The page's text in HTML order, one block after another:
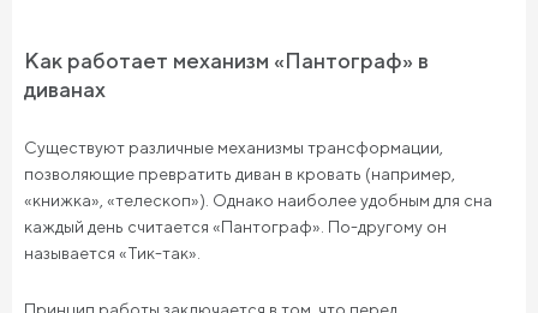
Как работает механизм «Пантограф» в
диванах
Существуют различные механизмы трансформации,
позволяющие превратить диван в кровать (например,
«книжка», «телескоп»). Однако наиболее удобным для сна
каждый день считается «Пантограф». По-другому он
называется «Тик-так».
Принцип работы заключается в том, что перед